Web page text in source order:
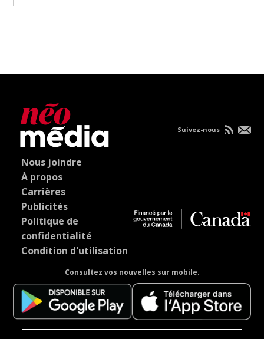
Nous joindre
À propos
Carrières
Publicités
Politique de
confidentialité
Condition d'utilisation
Consultez vos nouvelles sur mobile.
Suivez-nous